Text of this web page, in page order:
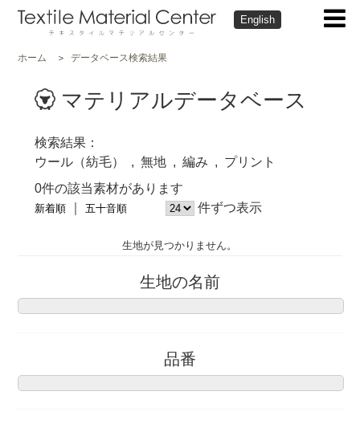
English
ホーム データベース検索結果
マテリアルデータベース
検索結果
ウール（紡毛）
無地 編み
プリント
0件の該当素材があります
新着順 五十音順 件ずつ表示
生地が見つかりません。
生地の名前
品番